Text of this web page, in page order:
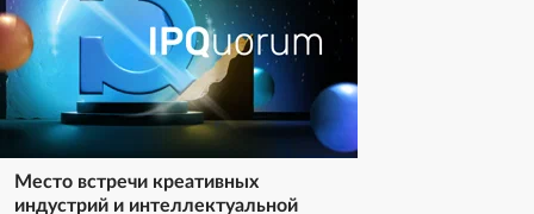
Место встречи креативных
индустрий и интеллектуальной